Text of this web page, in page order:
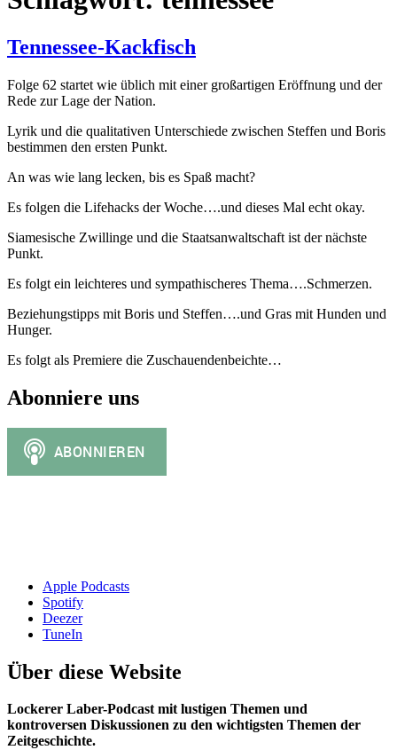
Tennessee-Kackfisch
Folge 62 startet wie üblich mit einer großartigen Eröffnung und der
Rede zur Lage der Nation.
Lyrik und die qualitativen Unterschiede zwischen Steffen und Boris
bestimmen den ersten Punkt.
An was wie lang lecken, bis es Spaß macht?
Es folgen die Lifehacks der Woche….und dieses Mal echt okay.
Siamesische Zwillinge und die Staatsanwaltschaft ist der nächste
Punkt.
Es folgt ein leichteres und sympathischeres Thema….Schmerzen.
Beziehungstipps mit Boris und Steffen….und Gras mit Hunden und
Hunger.
Es folgt als Premiere die Zuschauendenbeichte…
Abonniere uns
Apple Podcasts
Spotify
Deezer
TuneIn
Über diese Website
Lockerer Laber-Podcast mit lustigen Themen und
kontroversen Diskussionen zu den wichtigsten Themen der
Zeitgeschichte.